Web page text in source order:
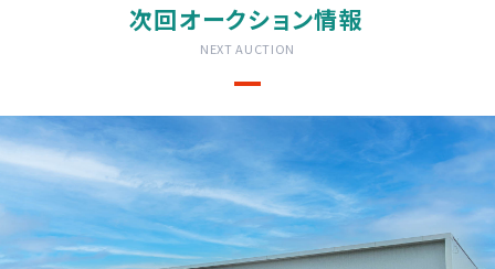
次回オークション情報
NEXT AUCTION